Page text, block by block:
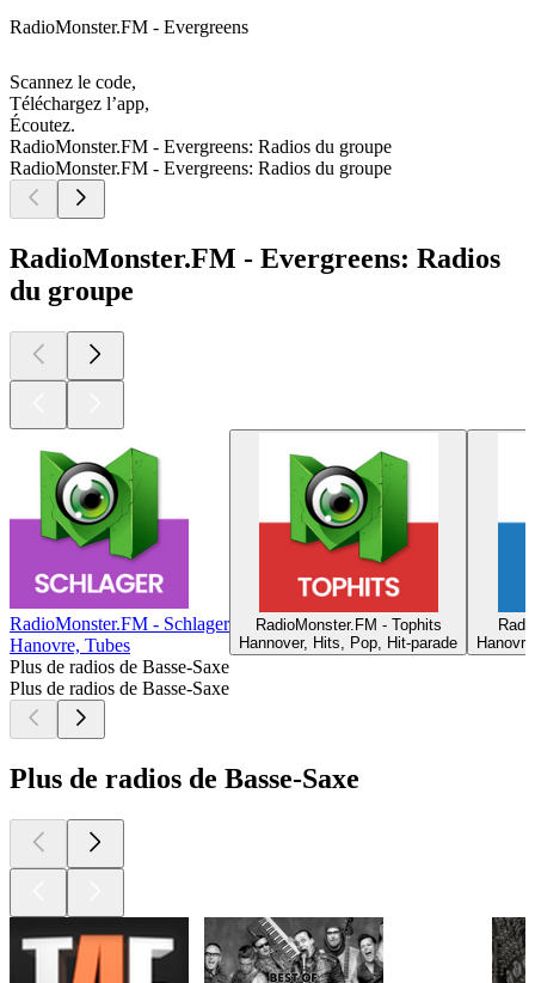
RadioMonster.FM - Evergreens
Scannez le code,
Téléchargez l’app,
Écoutez.
RadioMonster.FM - Evergreens: Radios du groupe
RadioMonster.FM - Evergreens: Radios du groupe
RadioMonster.FM - Evergreens: Radios
du groupe
RadioMonster.FM - Schlager
Hanovre, Tubes
RadioMonster.FM - Tophits
Hannover, Hits, Pop, Hit-parade
Plus de radios de Basse-Saxe
Plus de radios de Basse-Saxe
Plus de radios de Basse-Saxe